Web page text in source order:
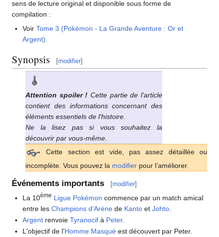
sens de lecture original et disponible sous forme de
compilation :
VoirTome 3 (Pokémon - La Grande Aventure : Or et
Argent).
Synopsis [modifier]
Attention spoiler ! Cette partie de l'article
contient des informations concernant des
éléments essentiels de l'histoire.
Ne la lisez pas si vous souhaitez la
découvrir par vous-même.
Cette section est vide, pas assez détaillée ou
incomplète. Vous pouvez la modifier pour l’améliorer.
Événements importants [modifier]
La 10ème Ligue Pokémon commence par un match amical
entre lesChampions d'Arène de Kanto etJohto
Argent renvoieTyranocif à Peter.
L'objectif de l'Homme Masqué est découvert par Peter.